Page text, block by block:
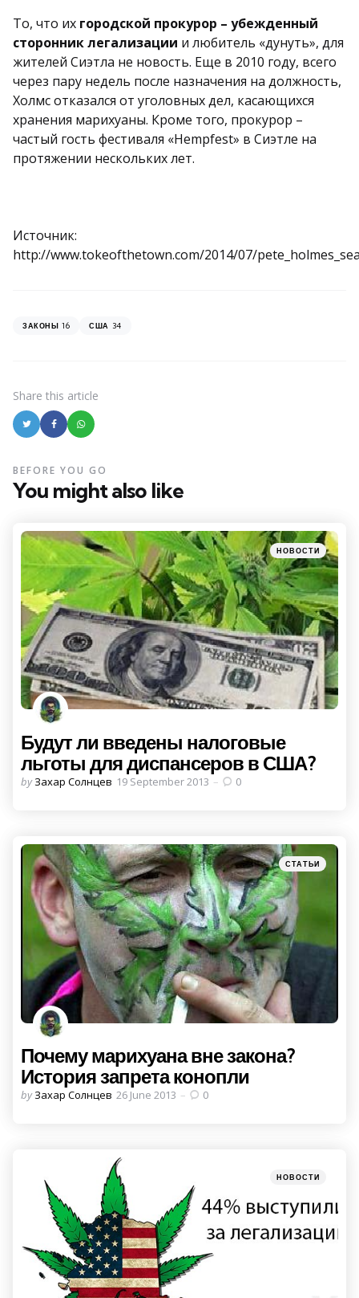
То, что их городской прокурор – убежденный
сторонник легализации и любитель «дунуть», для
жителей Сиэтла не новость. Еще в 2010 году, всего
через пару недель после назначения на должность,
Холмс отказался от уголовных дел, касающихся
хранения марихуаны. Кроме того, прокурор –
частый гость фестиваля «Hempfest» в Сиэтле на
протяжении нескольких лет.
Источник:
http://www.tokeofthetown.com/2014/07/
ЗАКОНЫ 16 США 34
Share this article
You might also like
BEFORE YOU GO
Categories
Posted
in
НОВОСТИ
Будут ли введены налоговые
льготы для диспансеров в США?
Posted
by Захар Солнцев 19 September 2013 0
Categories
Posted
in
СТАТЬИ
Почему марихуана вне закона?
История запрета конопли
Posted
by Захар Солнцев 26 June 2013 0
Categories
Posted
НОВОСТИ